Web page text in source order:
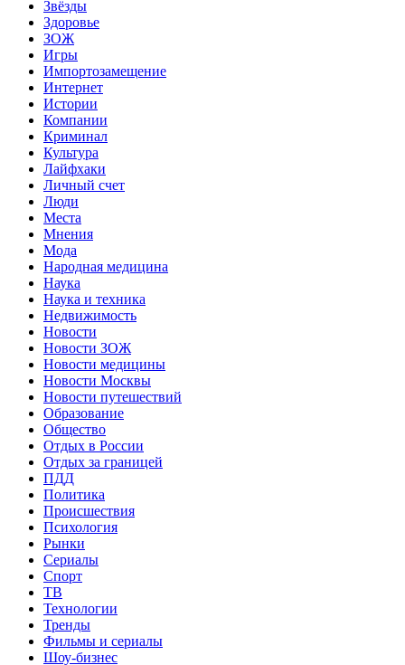
Звёзды
Здоровье
ЗОЖ
Игры
Импортозамещение
Интернет
Истории
Компании
Криминал
Культура
Лайфхаки
Личный счет
Люди
Места
Мнения
Мода
Народная медицина
Наука
Наука и техника
Недвижимость
Новости
Новости ЗОЖ
Новости медицины
Новости Москвы
Новости путешествий
Образование
Общество
Отдых в России
Отдых за границей
ПДД
Политика
Происшествия
Психология
Рынки
Сериалы
Спорт
ТВ
Технологии
Тренды
Фильмы и сериалы
Шоу-бизнес